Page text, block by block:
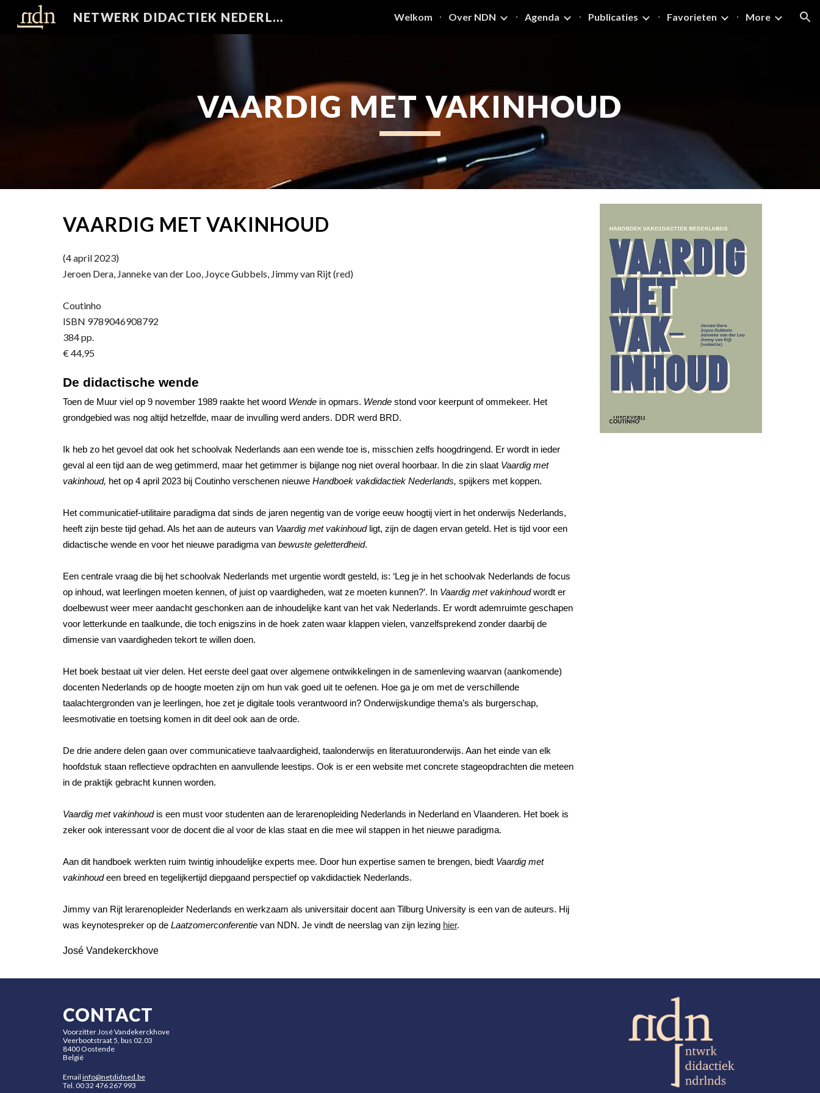
Skip to main content Skip to navigation
NETWERK DIDACTIEK NEDERLANDS Welkom Over NDN Agenda Publicaties Favorieten More
VAARDIG MET VAKINHOUD
VAARDIG MET VAKINHOUD
(4 april 2023)
Jeroen Dera, Janneke van der Loo, Joyce Gubbels, Jimmy van Rijt (red)
Coutinho
ISBN 9789046908792
384 pp.
€ 44,95
De didactische wende
Toen de Muur viel op 9 november 1989 raakte het woord Wendein opmars. Wendestond voor keerpunt of ommekeer. Het
grondgebied was nog altijd hetzelfde, maar de invulling werd anders. DDR werd BRD.
Ik heb zo het gevoel dat ook het schoolvak Nederlands aan een wende toe is, misschien zelfs hoogdringend. Er wordt in ieder
geval al een tijd aan de weg getimmerd, maar het getimmer is bijlange nog niet overal hoorbaar. In die zin slaat Vaardig met
vakinhoud, het op 4 april 2023 bij Coutinho verschenen nieuwe Handboek vakdidactiek Nederlands, spijkers met koppen.
Het communicatief-utilitaire paradigma dat sinds de jaren negentig van de vorige eeuw hoogtij viert in het onderwijs Nederlands,
heeft zijn beste tijd gehad. Als het aan de auteurs van Vaardig met vakinhoudligt, zijn de dagen ervan geteld. Het is tijd voor een
didactische wende en voor het nieuwe paradigma van bewuste geletterdheid.
Een centrale vraag die bij het schoolvak Nederlands met urgentie wordt gesteld, is: ‘Leg je in het schoolvak Nederlands de focus
op inhoud, wat leerlingen moeten kennen, of juist op vaardigheden, wat ze moeten kunnen?’. In Vaardig met vakinhoudwordt er
doelbewust weer meer aandacht geschonken aan de inhoudelijke kant van het vak Nederlands. Er wordt ademruimte geschapen
voor letterkunde en taalkunde, die toch enigszins in de hoek zaten waar klappen vielen, vanzelfsprekend zonder daarbij de
dimensie van vaardigheden tekort te willen doen.
Het boek bestaat uit vier delen. Het eerste deel gaat over algemene ontwikkelingen in de samenleving waarvan (aankomende)
docenten Nederlands op de hoogte moeten zijn om hun vak goed uit te oefenen. Hoe ga je om met de verschillende
taalachtergronden van je leerlingen, hoe zet je digitale tools verantwoord in? Onderwijskundige thema’s als burgerschap,
leesmotivatie en toetsing komen in dit deel ook aan de orde.
De drie andere delen gaan over communicatieve taalvaardigheid, taalonderwijs en literatuuronderwijs. Aan het einde van elk
hoofdstuk staan reflectieve opdrachten en aanvullende leestips. Ook is er een website met concrete stageopdrachten die meteen
in de praktijk gebracht kunnen worden.
Vaardig met vakinhoudis een must voor studenten aan de lerarenopleiding Nederlands in Nederland en Vlaanderen. Het boek is
zeker ook interessant voor de docent die al voor de klas staat en die mee wil stappen in het nieuwe paradigma.
Aan dit handboek werkten ruim twintig inhoudelijke experts mee. Door hun expertise samen te brengen, biedt Vaardig met
vakinhoudeen breed en tegelijkertijd diepgaand perspectief op vakdidactiek Nederlands.
Jimmy van Rijt lerarenopleider Nederlands en werkzaam als universitair docent aan Tilburg University is een van de auteurs. Hij
was keynotespreker op de Laatzomerconferentievan NDN. Je vindt de neerslag van zijn lezing hier.
José Vandekerckhove
CONTACT
Voorzitter José Vandekerckhove
Veerbootstraat 5, bus 02.03
8400 Oostende
België
Email info@netdidned.be
Tel. 00 32 476 267 993